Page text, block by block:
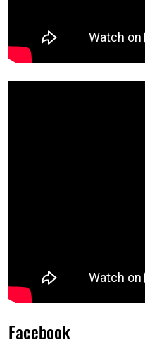
Facebook